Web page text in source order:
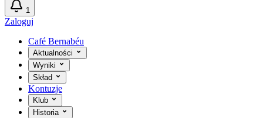
1
Zaloguj
Café Bernabéu
Aktualności
Wyniki
Skład
Kontuzje
Klub
Historia